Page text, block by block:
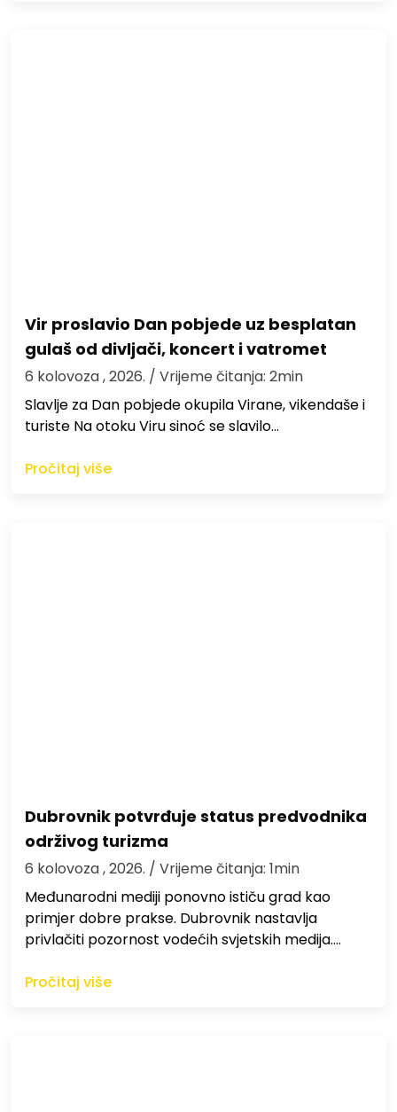
Vir proslavio Dan pobjede uz besplatan
gulaš od divljači, koncert i vatromet
6 kolovoza , 2026. / Vrijeme čitanja: 2min
Slavlje za Dan pobjede okupila Virane, vikendaše i
turiste Na otoku Viru sinoć se slavilo…
Pročitaj više
Dubrovnik potvrđuje status predvodnika
održivog turizma
6 kolovoza , 2026. / Vrijeme čitanja: 1min
Međunarodni mediji ponovno ističu grad kao
primjer dobre prakse. Dubrovnik nastavlja
privlačiti pozornost vodećih svjetskih medija.…
Pročitaj više